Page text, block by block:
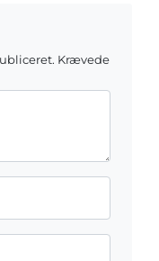
Krævede